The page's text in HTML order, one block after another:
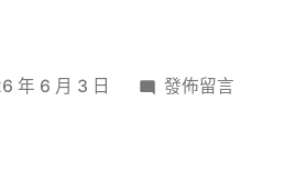
年 6 月 3 日
在
發佈留言